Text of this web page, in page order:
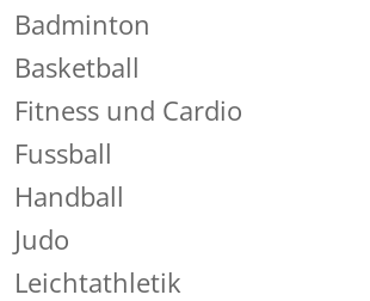
Badminton
Basketball
Fitness und Cardio
Fussball
Handball
Judo
Leichtathletik